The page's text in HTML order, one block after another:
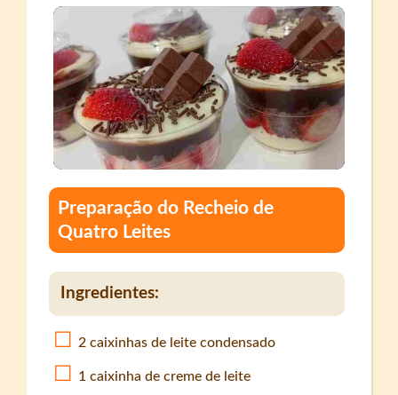
Preparação do Recheio de
Quatro Leites
Ingredientes:
2 caixinhas de leite condensado
1 caixinha de creme de leite